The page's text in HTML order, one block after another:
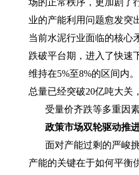
场的正常秩序，更加剧了
业的产能利用问题愈发突
当前水泥行业面临的核心
跌破平台期，进入了快速
维持在5%至8%的区间内
总量已经突破20亿吨大关
受量价齐跌等多重因素
政策市场双轮驱动推
面对产能过剩的严峻挑
产能的关键在于如何平衡